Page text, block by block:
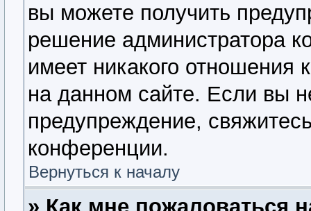
вы можете получить
решение администратора
имеет никакого
на данном сайте. Если вы
предупреждение,
конференции.
Вернуться к началу